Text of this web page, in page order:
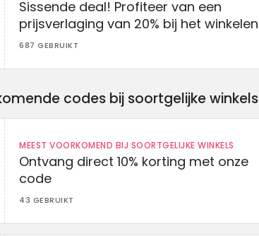
Sissende deal! Profiteer van een
prijsverlaging van 20% bij het winkelen
687 GEBRUIKT
codes bij soortgelijke winkels
MEEST VOORKOMEND BIJ SOORTGELIJKE WINKELS
Ontvang direct 10% korting met onze
code
43 GEBRUIKT